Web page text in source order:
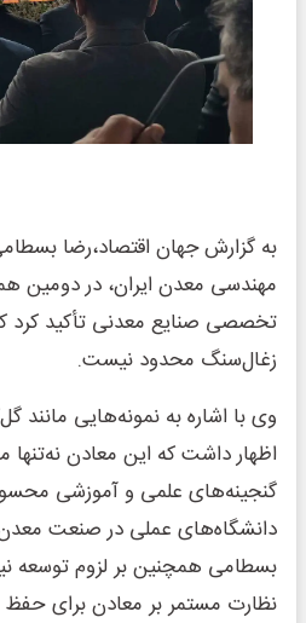
به گزارش جهان اقتصاد،رضا
مهندسی معدن ایران، در دومین
تخصصی صنایع معدنی تأکید کرد
زغال‌سنگ محدود نیست.
وی با اشاره به نمونه‌هایی مانند
اظهار داشت که این معادن نه‌تنها
گنجینه‌های علمی و آموزشی
دانشگاه‌های عملی در صنعت
بسطامی همچنین بر لزوم
نظارت مستمر بر معادن برای حفظ